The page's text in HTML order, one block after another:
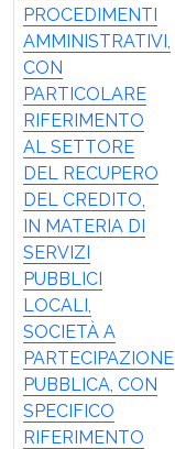
PROCEDIMENTI
AMMINISTRATIVI,
CON
PARTICOLARE
RIFERIMENTO
AL SETTORE
DEL RECUPERO
DEL CREDITO,
IN MATERIA DI
SERVIZI
PUBBLICI
LOCALI,
SOCIETÀ A
PARTECIPAZIONE
PUBBLICA, CON
SPECIFICO
RIFERIMENTO